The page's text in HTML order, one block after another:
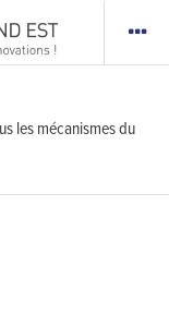
les mécanismes du